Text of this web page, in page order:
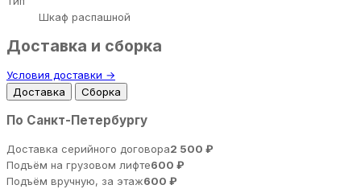
Шкаф распашной
Доставка и сборка
Условия доставки →
Доставка
Сборка
По Санкт-Петербургу
Доставка серийного договора2 500 ₽
Подъём на грузовом лифте600 ₽
Подъём вручную, за этаж600 ₽